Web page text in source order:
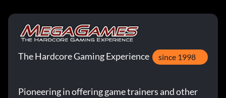
The Hardcore Gaming Experience since 1998
Pioneering in offering game trainers and other